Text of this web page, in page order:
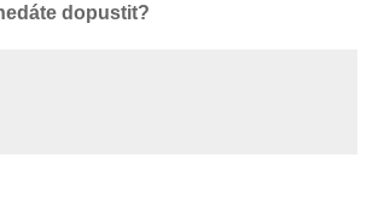
dopustit?